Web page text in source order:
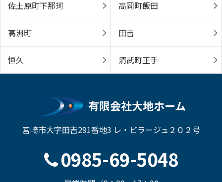
佐土原町下那珂 高岡町飯田
高洲町 田吉
恒久 清武町正手
有限会社大地ホーム
宮崎市大字田吉291番地3 レ・ビラージュ２０２号
0985-69-5048